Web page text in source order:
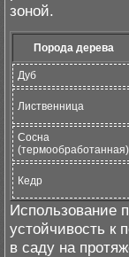
зоной.
Порода дерева
Дуб
Лиственница
Сосна
(термообработанная)
Кедр
Использование
устойчивость к
в саду на